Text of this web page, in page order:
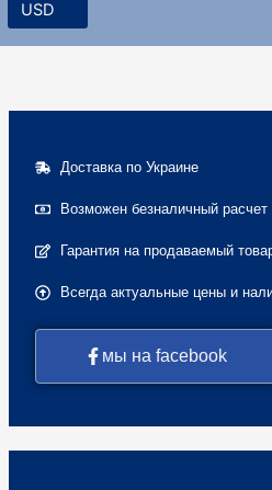
Доставка по Украине
Возможен безналичный расчет
Гарантия на продаваемый
Всегда актуальные цены и
мы на facebook